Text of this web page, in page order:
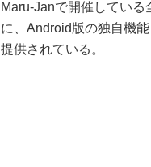
Maru-Janで開催してい
に、Android版の独自機
提供されている。